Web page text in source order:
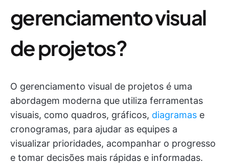
gerenciamento visual
de projetos?
O gerenciamento visual de projetos é uma
abordagem moderna que utiliza ferramentas
visuais, como quadros, gráficos, diagramas e
cronogramas, para ajudar as equipes a
visualizar prioridades, acompanhar o progresso
e tomar decisões mais rápidas e informadas.